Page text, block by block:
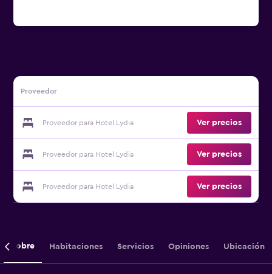
Proveedor
Proveedor para Hotel Lydia Ver precios
Proveedor para Hotel Lydia Ver precios
Proveedor para Hotel Lydia Ver precios
Sobre Habitaciones Servicios Opiniones Ubicación